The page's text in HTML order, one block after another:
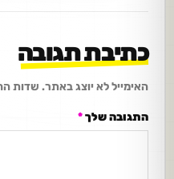
כתיבת תגובה
האימייל לא יוצג באתר. שדות
התגובה שלך*